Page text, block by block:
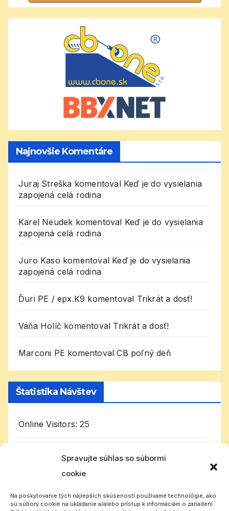
Spravujte súhlas so súbormi
cookie
Na poskytovanie tých najlepších skúseností používame technológie, ako
sú súbory cookie na ukladanie a/alebo prístup k informáciám o zariadení.
Najnovšie Komentáre
Juraj Streška komentoval Keď je do vysielania
zapojená celá rodina
Karel Neudek komentoval Keď je do vysielania
zapojená celá rodina
Juro Kaso komentoval Keď je do vysielania
zapojená celá rodina
Ďuri PE / epx.K9 komentoval Trikrát a dosť!
Váňa Holíč komentoval Trikrát a dosť!
Marconi PE komentovalCB poľný deň
Štatistika Návštev
Online Visitors:25
Today's Visitors:2 173